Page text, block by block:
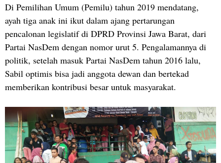
Di Pemilihan Umum (Pemilu) tahun 2019 mendatang,
ayah tiga anak ini ikut dalam ajang pertarungan
pencalonan legislatif di DPRD Provinsi Jawa Barat, dari
Partai NasDem dengan nomor urut 5. Pengalamannya di
politik, setelah masuk Partai NasDem tahun 2016 lalu,
Sabil optimis bisa jadi anggota dewan dan bertekad
memberikan kontribusi besar untuk masyarakat.